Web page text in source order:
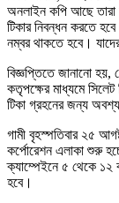
অনলাইন কপি আছে
টিকার নিবন্ধন করতে
নম্বর থাকতে হবে।
বিজ্ঞপ্তিতে জানানো হয়,
কতৃপক্ষের মাধ্যমে সিলেট
টিকা গ্রহনের জন্য অবশ্যই
গামী বৃহস্পতিবার ২৫
কর্পোরেশন এলাকা শুরু
ক্যাম্পেইনে ৫ থেকে ১২
হবে।